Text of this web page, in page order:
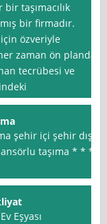
taşımacılık
bir firmadır.
özveriyle
zaman ön planda
tecrübesi ve
şehir içi şehir dışı
taşıma * * *
Eşyası